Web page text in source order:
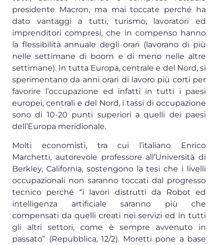
presidente Macron, ma mai toccate perché ha
dato vantaggi a tutti, turismo, lavoratori ed
imprenditori compresi, che in compenso hanno
la flessibilità annuale degli orari (lavorano di più
nelle settimane di boom e di meno nelle altre
settimane). In tutta Europa, centrale e del Nord, si
sperimentano da anni orari di lavoro più corti per
favorire l’occupazione ed infatti in tutti i paesi
europei, centrali e del Nord, i tassi di occupazione
sono di 10-20 punti superiori a quelli dei paesi
dell’Europa meridionale.
Molti economisti, tra cui l’italiano Enrico
Marchetti, autorevole professore all’Università di
Berkley, California, sostengono la tesi che i livelli
occupazionali non saranno toccati dal progresso
tecnico perché “i lavori distrutti da Robot ed
intelligenza artificiale saranno più che
compensati da quelli creati nei servizi ed in tutti
gli altri settori, come è sempre avvenuto in
passato” (Repubblica, 12/2). Moretti pone a base